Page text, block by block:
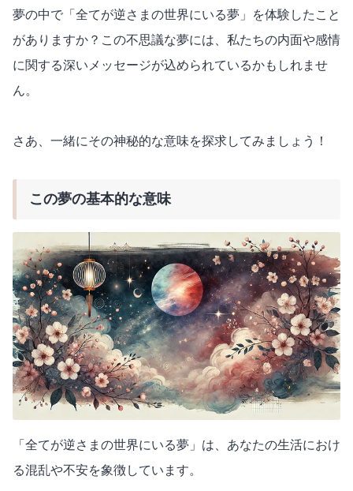
夢の中で「全てが逆さまの世界にいる夢」を体験したこと
がありますか？この不思議な夢には、私たちの内面や感情
に関する深いメッセージが込められているかもしれませ
ん。
さあ、一緒にその神秘的な意味を探求してみましょう！
この夢の基本的な意味
「全てが逆さまの世界にいる夢」は、あなたの生活におけ
る混乱や不安を象徴しています。